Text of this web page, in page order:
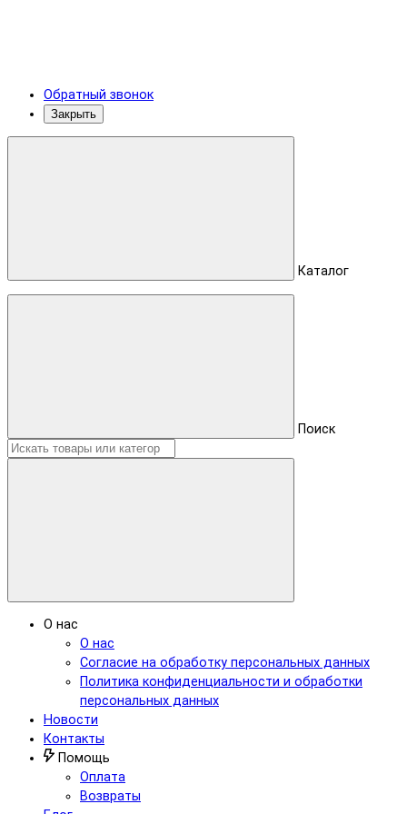
Обратный звонок
Закрыть
Каталог
Поиск
О нас
О нас
Согласие на обработку персональных данных
Политика конфиденциальности и обработки
персональных данных
Новости
Контакты
Помощь
Оплата
Возвраты